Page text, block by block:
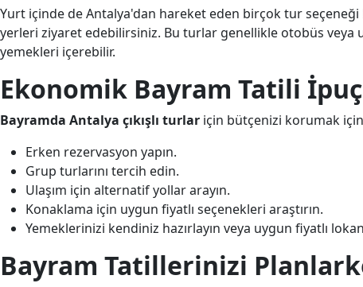
Yurt içinde de Antalya'dan hareket eden birçok tur
yerleri ziyaret edebilirsiniz. Bu turlar genellikle otobüs
yemekleri içerebilir.
Ekonomik Bayram Tatili
Bayramda Antalya çıkışlı turlar için bütçenizi korumak için
Erken rezervasyon yapın.
Grup turlarını tercih edin.
Ulaşım için alternatif yollar arayın.
Konaklama için uygun fiyatlı seçenekleri araştırın.
Yemeklerinizi kendiniz hazırlayın veya uygun fiyatlı
Bayram Tatillerinizi